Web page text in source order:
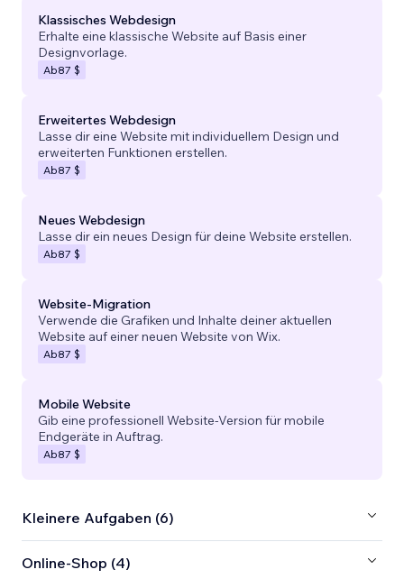
Klassisches Webdesign
Erhalte eine klassische Website auf Basis einer
Designvorlage.
Ab87 $
Erweitertes Webdesign
Lasse dir eine Website mit individuellem Design und
erweiterten Funktionen erstellen.
Ab87 $
Neues Webdesign
Lasse dir ein neues Design für deine Website erstellen.
Ab87 $
Website-Migration
Verwende die Grafiken und Inhalte deiner aktuellen
Website auf einer neuen Website von Wix.
Ab87 $
Mobile Website
Gib eine professionell Website-Version für mobile
Endgeräte in Auftrag.
Ab87 $
Kleinere Aufgaben (6)
Online-Shop (4)